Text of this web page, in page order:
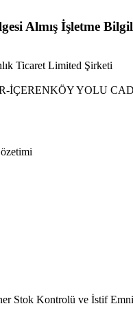
Almış İşletme
Ticaret Limited Şirketi
İÇERENKÖY YOLU
Stok Kontrolü ve İstif